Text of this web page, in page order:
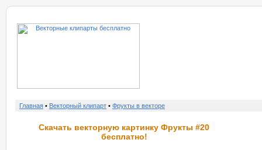
Главная • Векторный клипарт • Фрукты в векторе
Скачать векторную картинку Фрукты #20
бесплатно!